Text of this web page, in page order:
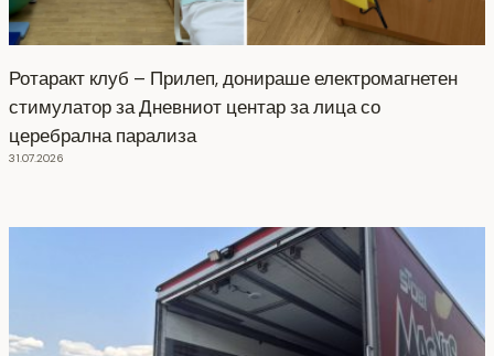
Ротаракт клуб – Прилеп, донираше електромагнетен
стимулатор за Дневниот центар за лица со
церебрална парализа
31.07.2026